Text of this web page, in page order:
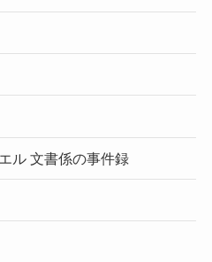
ル 文書係の事件録